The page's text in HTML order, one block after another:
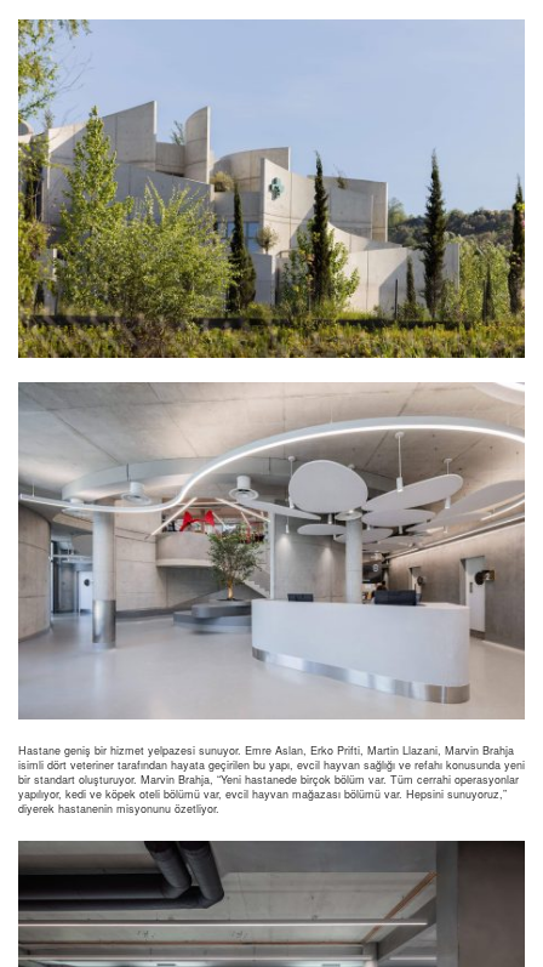
Hastane geniş bir hizmet yelpazesi sunuyor. Emre Aslan, Erko Prifti, Martin Llazani, Marvin Brahja
isimli dört veteriner tarafından hayata geçirilen bu yapı, evcil hayvan sağlığı ve refahı konusunda yeni
bir standart oluşturuyor. Marvin Brahja, “Yeni hastanede birçok bölüm var. Tüm cerrahi operasyonlar
yapılıyor, kedi ve köpek oteli bölümü var, evcil hayvan mağazası bölümü var. Hepsini sunuyoruz,”
diyerek hastanenin misyonunu özetliyor.